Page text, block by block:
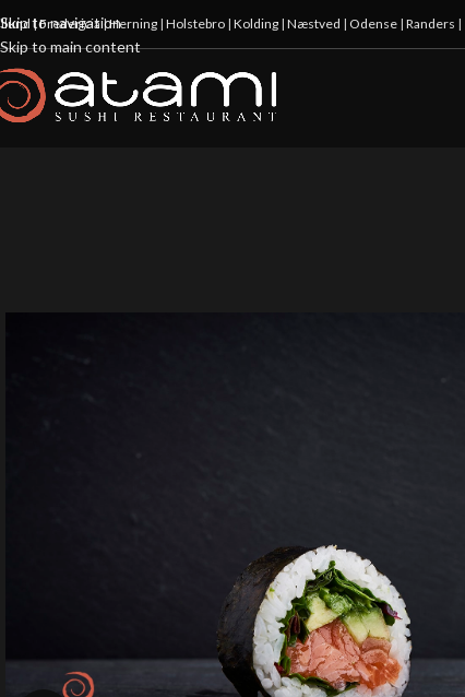
Skip to navigation
Skip to main content
|Fredericia|Herning | Holstebro | Kolding | Næstved | Odense | Randers |